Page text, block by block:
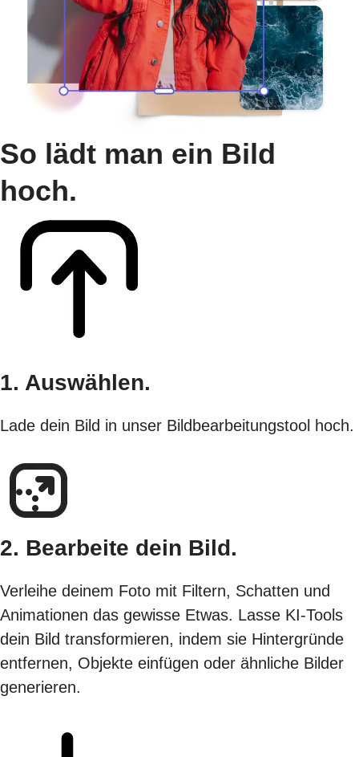
So lädt man ein Bild
hoch.
1. Auswählen.
Lade dein Bild in unser Bildbearbeitungstool hoch.
2. Bearbeite dein Bild.
Verleihe deinem Foto mit Filtern, Schatten und
Animationen das gewisse Etwas. Lasse KI-Tools
dein Bild transformieren, indem sie Hintergründe
entfernen, Objekte einfügen oder ähnliche Bilder
generieren.